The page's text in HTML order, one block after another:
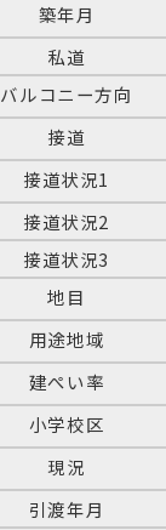
築年月
私道
バルコニー方向
接道
接道状況1
接道状況2
接道状況3
地目
用途地域
建ぺい率
小学校区
現況
引渡年月